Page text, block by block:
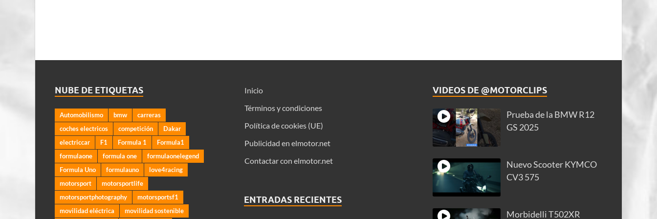
NUBE DE ETIQUETAS
Automobilismo bmw
carreras
coches electricos
competición
Dakar
electriccar
F1 Formula 1
Formula1
formulaone
formula one
formulaonelegend
Formula Uno
formulauno
love4racing
motorsport
motorsportlife
motorsportphotography
motorsportsf1
movilidad eléctrica
movilidad sostenible
Inicio
Términos y condiciones
Política de cookies (UE)
Publicidad en elmotor.net
Contactar con elmotor.net
ENTRADAS RECIENTES
VIDEOS DE @MOTORCLIPS
Prueba de la BMW R12
GS 2025
Nuevo Scooter KYMCO
CV3 575
Morbidelli T502XR